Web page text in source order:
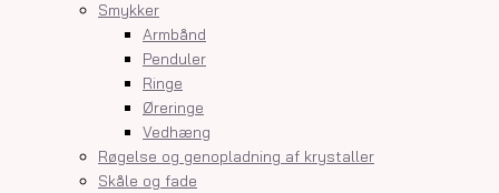
Smykker
Armbånd
Penduler
Ringe
Øreringe
Vedhæng
Røgelse og genopladning af krystaller
Skåle og fade